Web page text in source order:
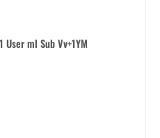
User ml Sub Vv+1YM